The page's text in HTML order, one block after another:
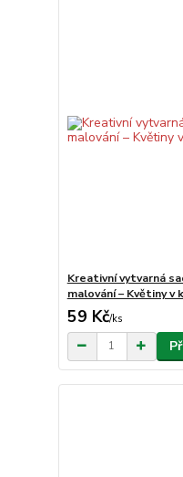
Kreativní vytvarná
malování – Květiny v
59 Kč/ks